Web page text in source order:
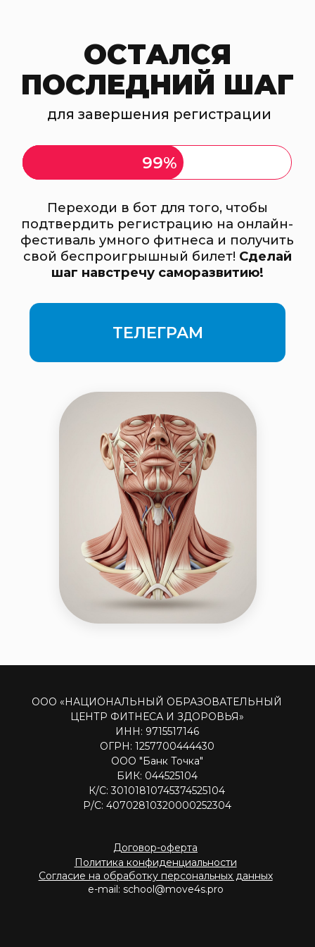
ОСТАЛСЯ
ПОСЛЕДНИЙ ШАГ
для завершения регистрации
99%
Переходи в бот для того, чтобы
подтвердить регистрацию на онлайн-
фестиваль умного фитнеса и получить
свой беспроигрышный билет!Сделай
ТЕЛЕГРАМ
ООО «НАЦИОНАЛЬНЫЙ ОБРАЗОВАТЕЛЬНЫЙ
ЦЕНТР ФИТНЕСА И ЗДОРОВЬЯ»
ИНН: 9715517146
ОГРН: 1257700444430
ООО "Банк Точка"
БИК: 044525104
К/С: 30101810745374525104
Р/С: 40702810320000252304
Политика конфиденциальности
Согласие на обработку персональных данных
© Все права защищены. 2021-2026
центра фитнеса и здоровья размещены на сайте с их согласия.
с указанными данными (доступ). Копирование, дальнейшее
использование запрещены"
Л035-01298-77/03951066 от 10.12.2025 выдана
Департаментом образования и науки города
Москвы